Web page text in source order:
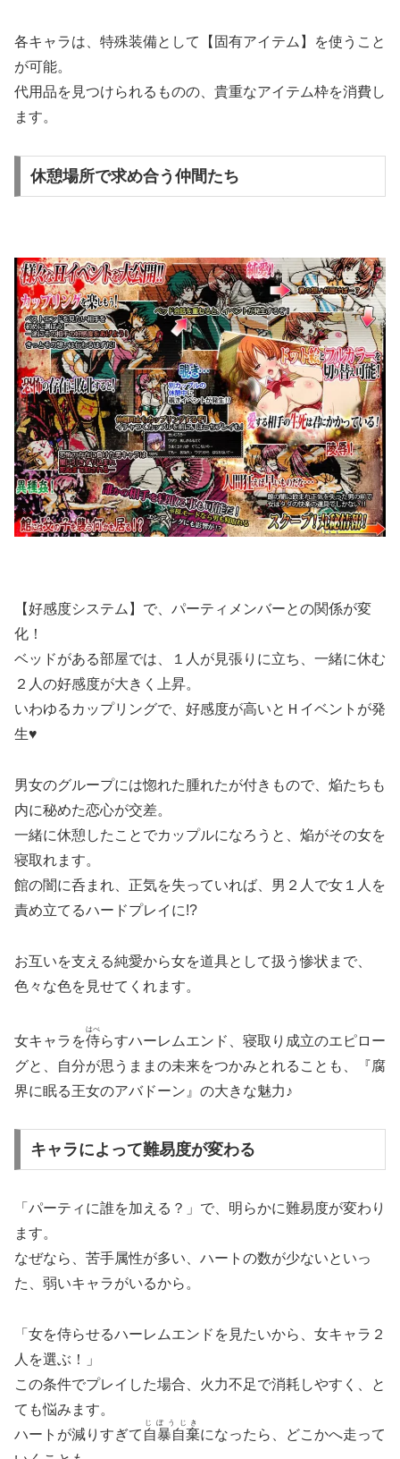
各キャラは、特殊装備として【固有アイテム】を使うこと
が可能。
代用品を見つけられるものの、貴重なアイテム枠を消費し
ます。
休憩場所で求め合う仲間たち
【好感度システム】で、パーティメンバーとの関係が変
化！
ベッドがある部屋では、１人が見張りに立ち、一緒に休む
２人の好感度が大きく上昇。
いわゆるカップリングで、好感度が高いとＨイベントが発
生♥
男女のグループには惚れた腫れたが付きもので、焔たちも
内に秘めた恋心が交差。
一緒に休憩したことでカップルになろうと、焔がその女を
寝取れます。
館の闇に呑まれ、正気を失っていれば、男２人で女１人を
責め立てるハードプレイに!?
お互いを支える純愛から女を道具として扱う惨状まで、
色々な色を見せてくれます。
女キャラを侍
はべ
らすハーレムエンド、寝取り成立のエピロー
グと、自分が思うままの未来をつかみとれることも、『腐
界に眠る王女のアバドーン』の大きな魅力♪
キャラによって難易度が変わる
「パーティに誰を加える？」で、明らかに難易度が変わり
ます。
なぜなら、苦手属性が多い、ハートの数が少ないといっ
た、弱いキャラがいるから。
「女を侍らせるハーレムエンドを見たいから、女キャラ２
人を選ぶ！」
この条件でプレイした場合、火力不足で消耗しやすく、と
ても悩みます。
ハートが減りすぎて 自暴自棄
じぼうじき
になったら、どこかへ走って